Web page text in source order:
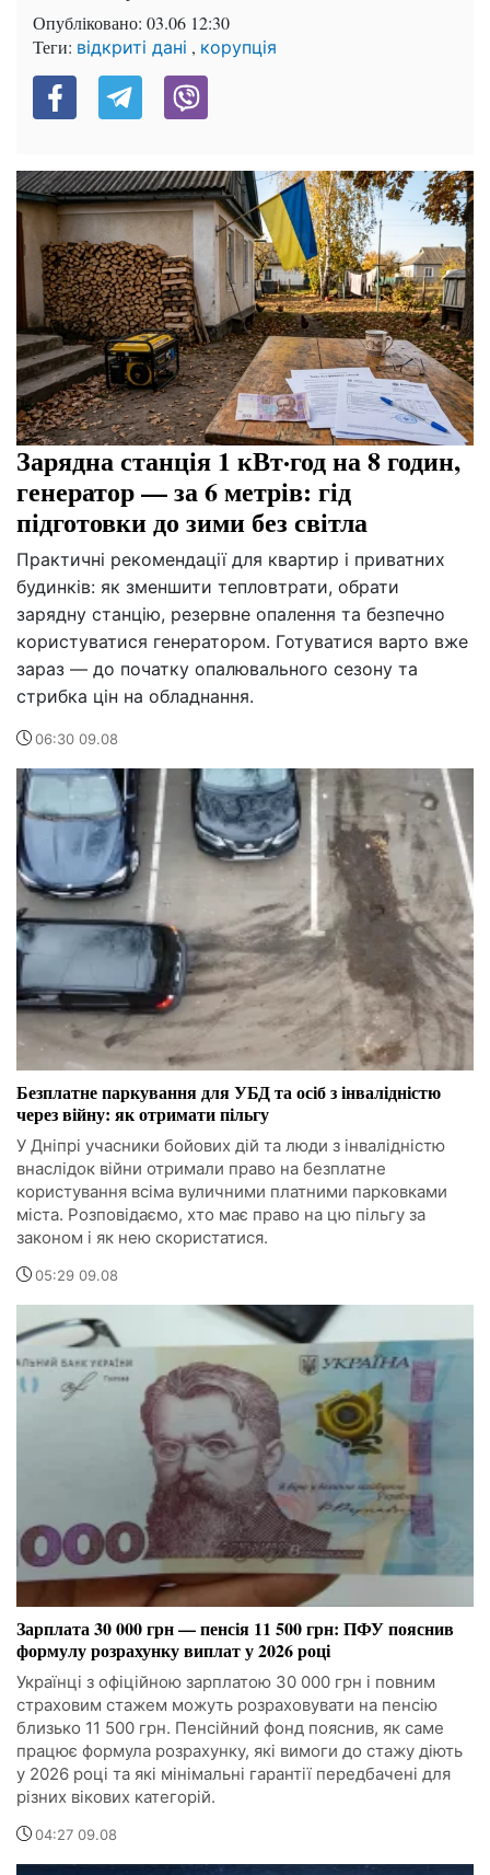
Опубліковано: 03.06 12:30
Теги: відкриті дані , корупція
Зарядна станція 1 кВт·год на 8 годин,
генератор — за 6 метрів: гід
підготовки до зими без світла
Практичні рекомендації для квартир і приватних
будинків: як зменшити тепловтрати, обрати
зарядну станцію, резервне опалення та безпечно
користуватися генератором. Готуватися варто вже
зараз — до початку опалювального сезону та
стрибка цін на обладнання.
06:30 09.08
Безплатне паркування для УБД та осіб з інвалідністю
через війну: як отримати пільгу
У Дніпрі учасники бойових дій та люди з інвалідністю
внаслідок війни отримали право на безплатне
користування всіма вуличними платними парковками
міста. Розповідаємо, хто має право на цю пільгу за
законом і як нею скористатися.
05:29 09.08
Зарплата 30 000 грн — пенсія 11 500 грн: ПФУ пояснив
формулу розрахунку виплат у 2026 році
Українці з офіційною зарплатою 30 000 грн і повним
страховим стажем можуть розраховувати на пенсію
близько 11 500 грн. Пенсійний фонд пояснив, як саме
працює формула розрахунку, які вимоги до стажу діють
у 2026 році та які мінімальні гарантії передбачені для
різних вікових категорій.
04:27 09.08